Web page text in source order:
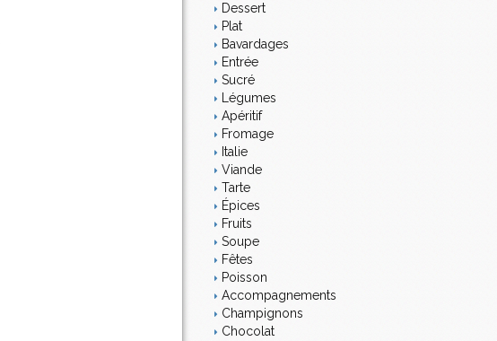
Dessert
Plat
Bavardages
Entrée
Sucré
Légumes
Apéritif
Fromage
Italie
Viande
Tarte
Épices
Fruits
Soupe
Fêtes
Poisson
Accompagnements
Champignons
Chocolat